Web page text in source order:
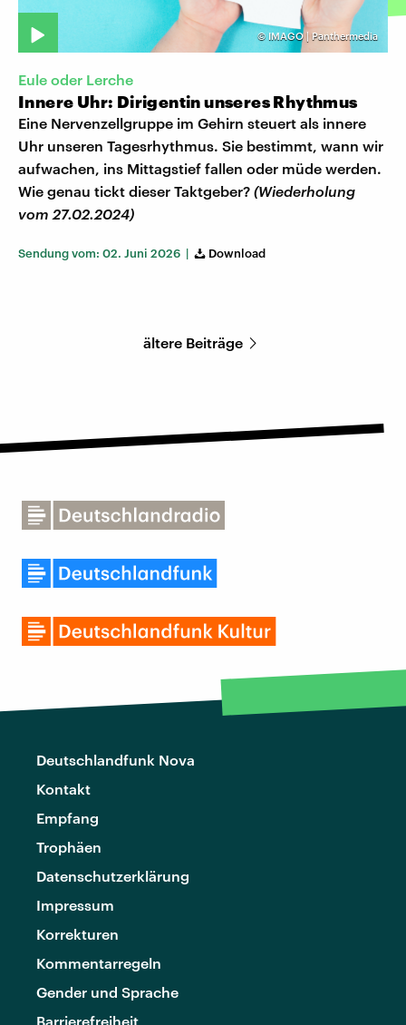
© IMAGO | Panthermedia
Eule oder Lerche
Innere Uhr: Dirigentin unseres Rhythmus
Eine Nervenzellgruppe im Gehirn steuert als innere
Uhr unseren Tagesrhythmus. Sie bestimmt, wann wir
aufwachen, ins Mittagstief fallen oder müde werden.
Wie genau tickt dieser Taktgeber? (Wiederholung
vom 27.02.2024)
Sendung vom: 02. Juni 2026 | Download
ältere Beiträge
Deutschlandfunk Nova
Kontakt
Empfang
Trophäen
Datenschutzerklärung
Impressum
Korrekturen
Kommentarregeln
Gender und Sprache
Barrierefreiheit